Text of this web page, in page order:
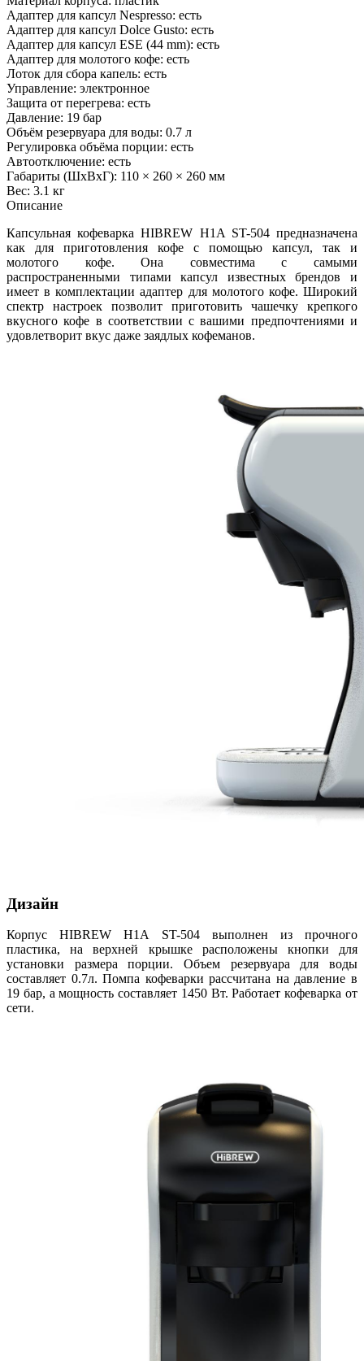
Адаптер для капсул Nespresso: есть
Адаптер для капсул Dolce Gusto: есть
Адаптер для капсул ESE (44 mm): есть
Адаптер для молотого кофе: есть
Лоток для сбора капель: есть
Управление: электронное
Защита от перегрева: есть
Давление: 19 бар
Объём резервуара для воды: 0.7 л
Регулировка объёма порции: есть
Автоотключение: есть
Габариты (ШxВхГ): 110 × 260 × 260 мм
Вес: 3.1 кг
Описание
Капсульная кофеварка HIBREW H1A ST-504 предназначена
как для приготовления кофе с помощью капсул, так и
молотого кофе. Она совместима с самыми
распространенными типами капсул известных брендов и
имеет в комплектации адаптер для молотого кофе. Широкий
спектр настроек позволит приготовить чашечку крепкого
вкусного кофе в соответствии с вашими предпочтениями и
удовлетворит вкус даже заядлых кофеманов.
Дизайн
Корпус HIBREW H1A ST-504 выполнен из прочного
пластика, на верхней крышке расположены кнопки для
установки размера порции. Объем резервуара для воды
составляет 0.7л. Помпа кофеварки рассчитана на давление в
19 бар, а мощность составляет 1450 Вт. Работает кофеварка от
сети.